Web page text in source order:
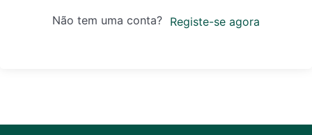
Não tem uma conta? Registe-se agora